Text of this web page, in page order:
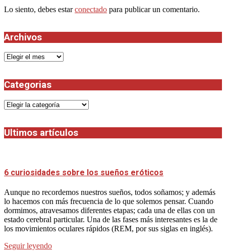
Lo siento, debes estarconectado para publicar un comentario.
Archivos
Archivos
Categorias
Categorias
Ultimos artículos
6 curiosidades sobre los sueños eróticos
Aunque no recordemos nuestros sueños, todos soñamos; y además
lo hacemos con más frecuencia de lo que solemos pensar. Cuando
dormimos, atravesamos diferentes etapas; cada una de ellas con un
estado cerebral particular. Una de las fases más interesantes es la de
los movimientos oculares rápidos (REM, por sus siglas en inglés).
Seguir leyendo